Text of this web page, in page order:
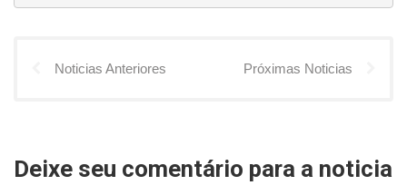
Noticias Anteriores Próximas Noticias
Deixe seu comentário para a noticia